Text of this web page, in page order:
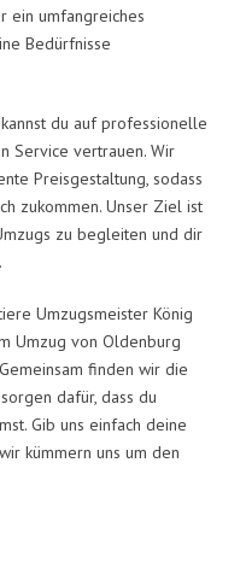
ein umfangreiches
Bedürfnisse
du auf professionelle
Service vertrauen. Wir
Preisgestaltung, sodass
zukommen. Unser Ziel ist
zu begleiten und dir
Umzugsmeister König
Umzug von Oldenburg
finden wir die
dafür, dass du
Gib uns einfach deine
kümmern uns um den